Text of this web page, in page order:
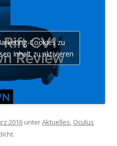
Cookies zu
Inhalt zu aktivieren
2016 unterAktuelles, Oculus